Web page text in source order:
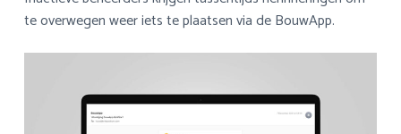
te overwegen weer iets te plaatsen via de BouwApp.